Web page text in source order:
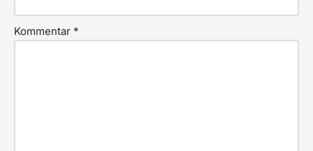
Kommentar *